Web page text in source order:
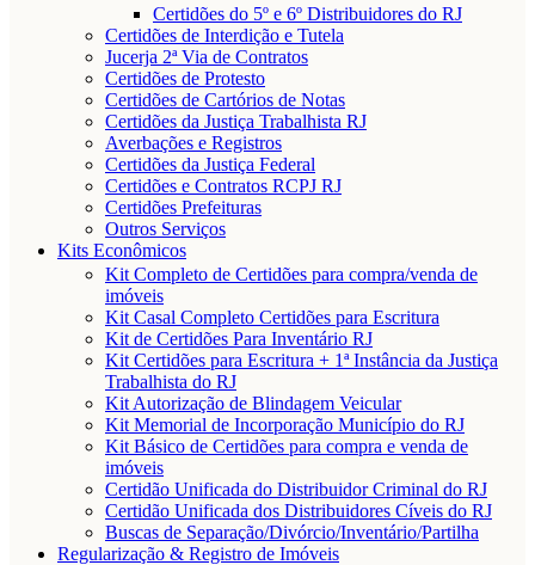
Certidões do 5º e 6º Distribuidores do RJ
Certidões de Interdição e Tutela
Jucerja 2ª Via de Contratos
Certidões de Protesto
Certidões de Cartórios de Notas
Certidões da Justiça Trabalhista RJ
Averbações e Registros
Certidões da Justiça Federal
Certidões e Contratos RCPJ RJ
Certidões Prefeituras
Outros Serviços
Kits Econômicos
Kit Completo de Certidões para compra/venda de
imóveis
Kit Casal Completo Certidões para Escritura
Kit de Certidões Para Inventário RJ
Kit Certidões para Escritura + 1ª Instância da Justiça
Trabalhista do RJ
Kit Autorização de Blindagem Veicular
Kit Memorial de Incorporação Município do RJ
Kit Básico de Certidões para compra e venda de
imóveis
Certidão Unificada do Distribuidor Criminal do RJ
Certidão Unificada dos Distribuidores Cíveis do RJ
Buscas de Separação/Divórcio/Inventário/Partilha
Regularização & Registro de Imóveis